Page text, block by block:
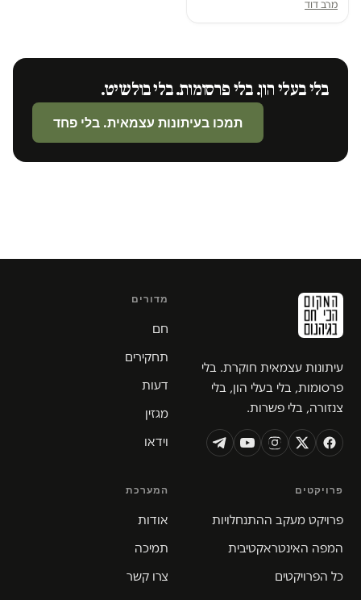
מרב דוד
בלי בעלי הון. בלי פרסומות. בלי בולשיט.
תמכו בעיתונות עצמאית. בלי פחד
עיתונות עצמאית חוקרת. בלי
פרסומות, בלי בעלי הון, בלי
צנזורה, בלי פשרות.
מדורים
חם
תחקירים
דעות
מגזין
וידאו
פרויקטים
פרויקט מעקב ההתנחלויות
המפה האינטראקטיבית
כל הפרויקטים
המערכת
אודות
תמיכה
צרו קשר